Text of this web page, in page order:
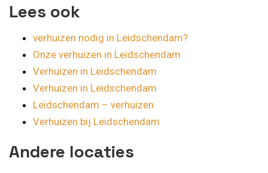
Lees ook
verhuizen nodig in Leidschendam?
Onze verhuizen in Leidschendam
Verhuizen in Leidschendam
Verhuizen in Leidschendam
Leidschendam – verhuizen
Verhuizen bij Leidschendam
Andere locaties